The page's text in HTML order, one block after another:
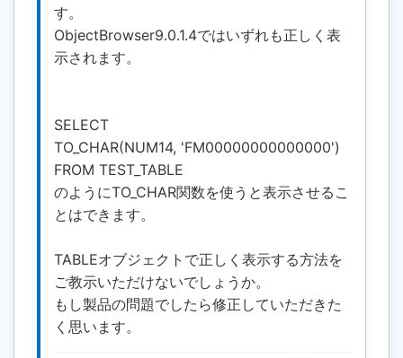
す。
ObjectBrowser9.0.1.4ではいずれも正しく表
示されます。
SELECT
TO_CHAR(NUM14, 'FM00000000000000')
FROM TEST_TABLE
のようにTO_CHAR関数を使うと表示させるこ
とはできます。
TABLEオブジェクトで正しく表示する方法を
ご教示いただけないでしょうか。
もし製品の問題でしたら修正していただきた
く思います。